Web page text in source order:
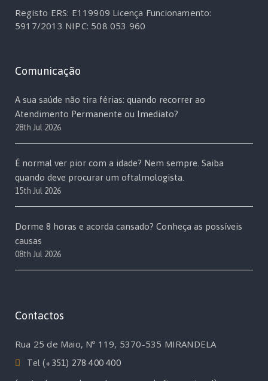
Registo ERS: E119909 Licença Funcionamento:
5917/2013 NIPC: 508 053 960
Comunicação
A sua saúde não tira férias: quando recorrer ao
Atendimento Permanente ou Imediato?
28th Jul 2026
É normal ver pior com a idade? Nem sempre. Saiba
quando deve procurar um oftalmologista.
15th Jul 2026
Dorme 8 horas e acorda cansado? Conheça as possíveis
causas
08th Jul 2026
Contactos
Rua 25 de Maio, Nº 119, 5370-535 MIRANDELA
Tel(+351) 278 400 400